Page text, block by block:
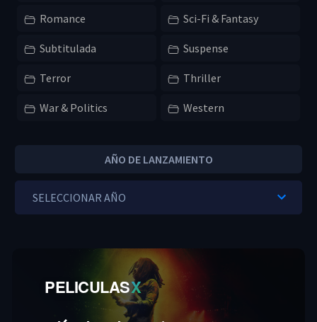
Romance Sci-Fi & Fantasy
Subtitulada Suspense
Terror Thriller
War & Politics Western
AÑO DE LANZAMIENTO
PELICULASX